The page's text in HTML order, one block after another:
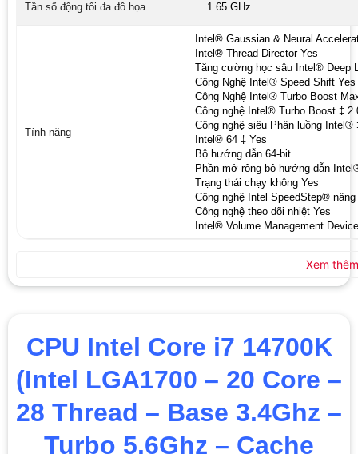
CPU Intel Core i7 14700K
(Intel LGA1700 – 20 Core –
28 Thread – Base 3.4Ghz –
Turbo 5.6Ghz – Cache
Tần số động tối đa đồ họa 1.65 GHz
Tính năng
Intel® Gaussian & Neural
Intel® Thread Director Yes
Tăng cường học sâu Intel® Deep
Công Nghệ Intel® Speed Shift Yes
Công Nghệ Intel® Turbo Boost
Công nghệ Intel® Turbo Boost ‡
Công nghệ siêu Phân luồng Intel®
Intel® 64 ‡ Yes
Bộ hướng dẫn 64-bit
Phần mở rộng bộ hướng dẫn
Trạng thái chạy không Yes
Công nghệ Intel SpeedStep®
Công nghệ theo dõi nhiệt Yes
Intel® Volume Management
Xem